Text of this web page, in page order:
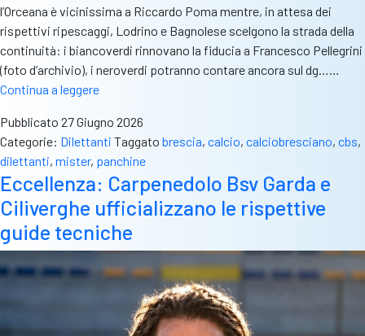
l’Orceana è vicinissima a Riccardo Poma mentre, in attesa dei
rispettivi ripescaggi, Lodrino e Bagnolese scelgono la strada della
continuità: i biancoverdi rinnovano la fiducia a Francesco Pellegrini
(foto d’archivio), i neroverdi potranno contare ancora sul dg……
Continua a leggereLe
sulle
panchine
bresciane
dall’Eccellenza
alla
Terza
categoria
Pubblicato 27 Giugno 2026
Categorie: Dilettanti Taggato brescia, calcio, calciobresciano, cbs,
dilettanti, mister, panchine
Eccellenza: Carpenedolo Bsv Garda e
Ciliverghe ufficializzano le rispettive
guide tecniche